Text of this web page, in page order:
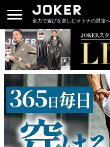
全力で遊びを楽しむオトナの男達へ